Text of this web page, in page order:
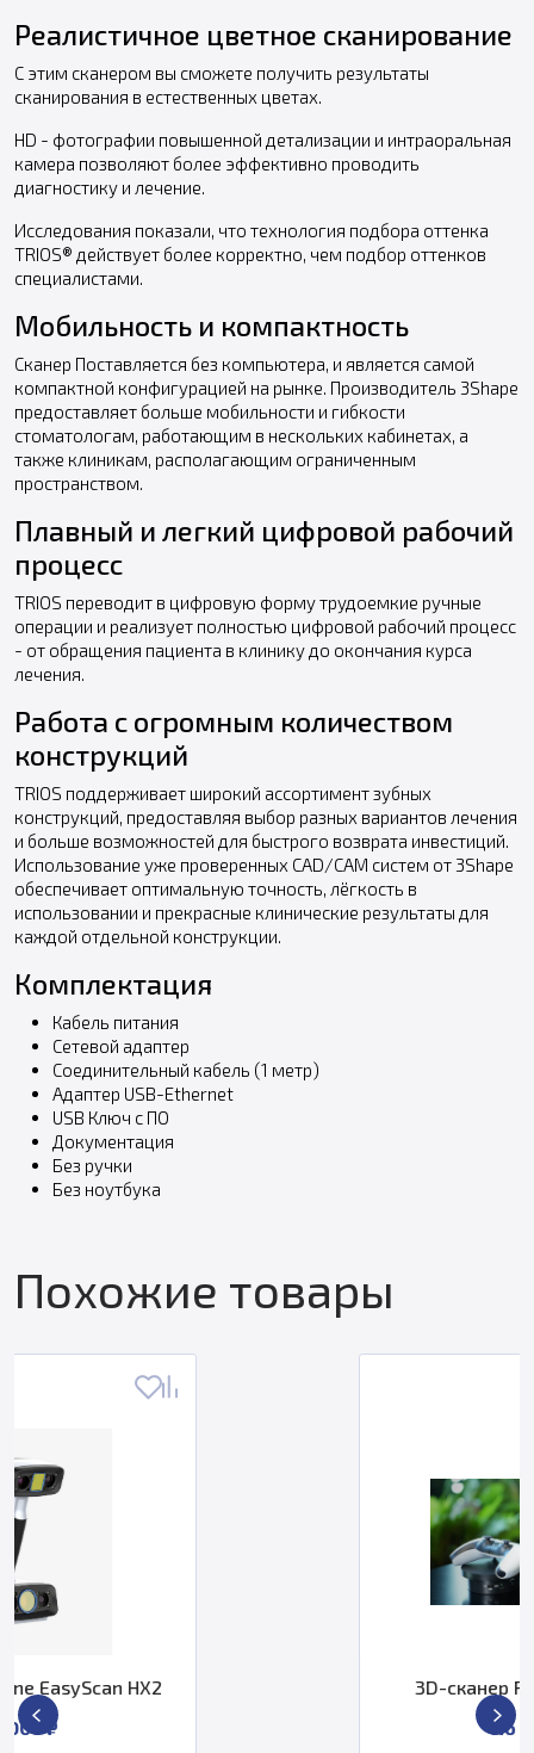
Реалистичное цветное сканирование
С этим сканером вы сможете получить результаты
сканирования в естественных цветах.
HD - фотографии повышенной детализации и интраоральная
камера позволяют более эффективно проводить
диагностику и лечение.
Исследования показали, что технология подбора оттенка
TRIOS® действует более корректно, чем подбор оттенков
специалистами.
Мобильность и компактность
Сканер Поставляется без компьютера, и является самой
компактной конфигурацией на рынке. Производитель 3Shape
предоставляет больше мобильности и гибкости
стоматологам, работающим в нескольких кабинетах, а
также клиникам, располагающим ограниченным
пространством.
Плавный и легкий цифровой рабочий
процесс
TRIOS переводит в цифровую форму трудоемкие ручные
операции и реализует полностью цифровой рабочий процесс
- от обращения пациента в клинику до окончания курса
лечения.
Работа с огромным количеством
конструкций
TRIOS поддерживает широкий ассортимент зубных
конструкций, предоставляя выбор разных вариантов лечения
и больше возможностей для быстрого возврата инвестиций.
Использование уже проверенных CAD/CAM систем от 3Shape
обеспечивает оптимальную точность, лёгкость в
использовании и прекрасные клинические результаты для
каждой отдельной конструкции.
Комплектация
Кабель питания
Сетевой адаптер
Соединительный кабель (1 метр)
Адаптер USB-Ethernet
USB Ключ с ПО
Документация
​Без ручки
Без ноутбука
Похожие товары
3D-сканер Revopoint INSPIRE